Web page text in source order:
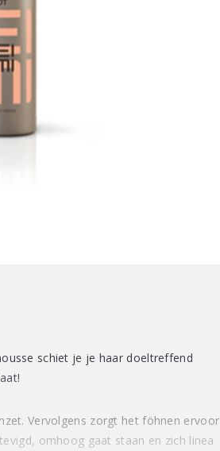
schiet je je haar doeltreffend
Vervolgens zorgt het föhnen ervoor
omhoog gaat staan en zich linea